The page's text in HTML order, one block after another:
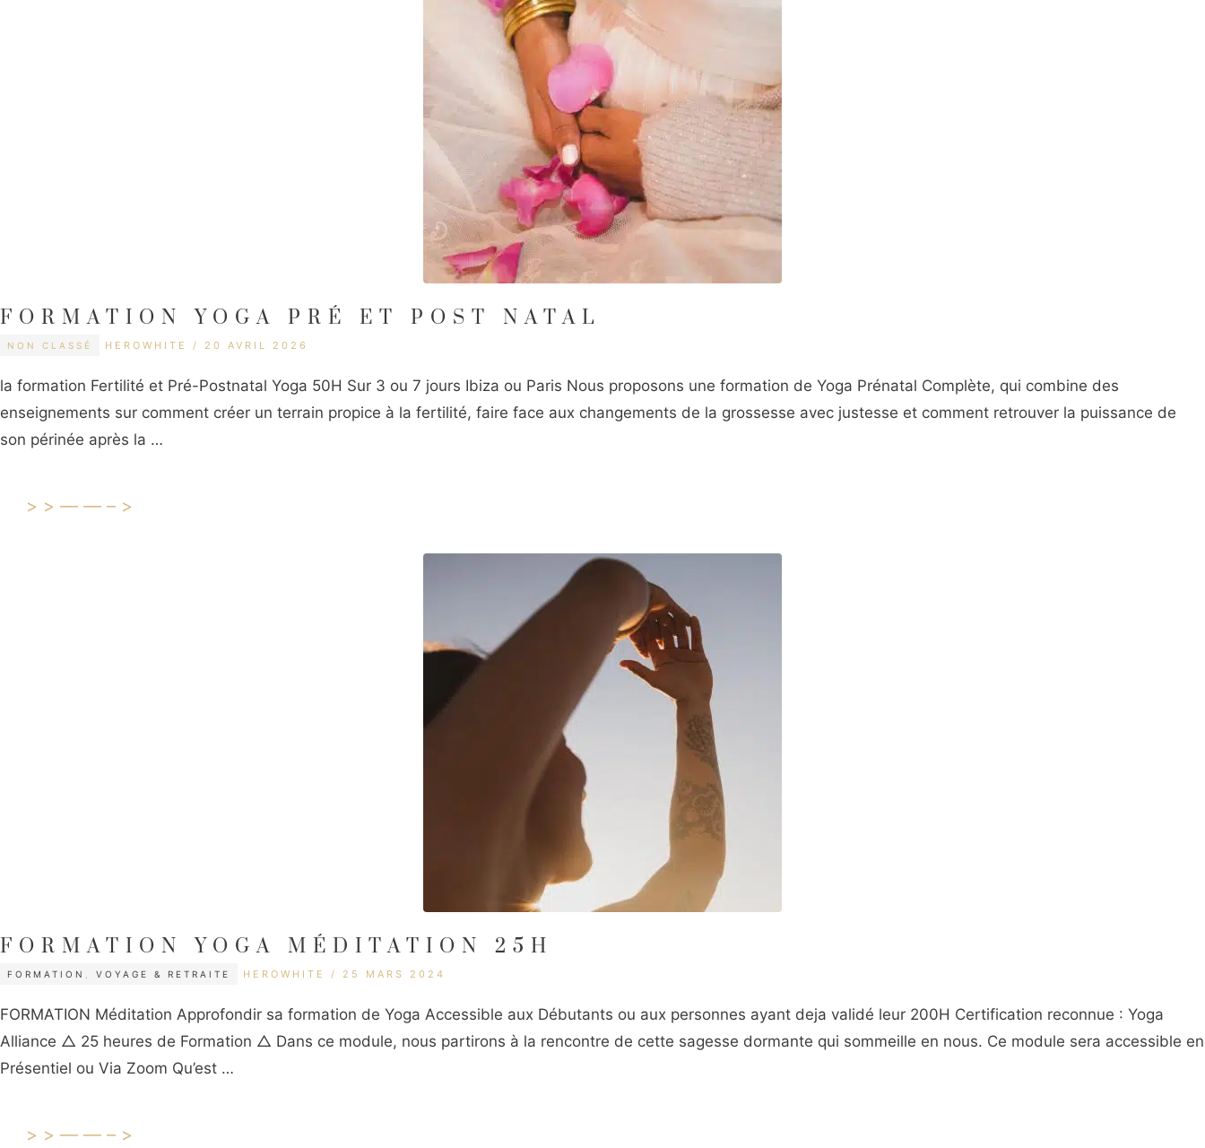
FORMATION YOGA PRÉ ET POST NATAL
NON CLASSÉ
HEROWHITE 20 AVRIL 2026
la formation Fertilité et Pré-Postnatal Yoga 50H Sur 3 ou 7 jours Ibiza ou Paris Nous proposons une formation de Yoga Prénatal Complète, qui combine des
enseignements sur comment créer un terrain propice à la fertilité, faire face aux changements de la grossesse avec justesse et comment retrouver la puissance de
son périnée après la …
>>——–>
FORMATION YOGA MÉDITATION 25H
FORMATION , VOYAGE & RETRAITE HEROWHITE 25 MARS 2024
FORMATION Méditation Approfondir sa formation de Yoga Accessible aux Débutants ou aux personnes ayant deja validé leur 200H Certification reconnue : Yoga
Alliance △ 25 heures de Formation △ Dans ce module, nous partirons à la rencontre de cette sagesse dormante qui sommeille en nous. Ce module sera accessible en
Présentiel ou Via Zoom Qu’est …
>>——–>